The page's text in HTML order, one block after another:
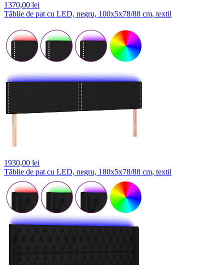
1370,00 lei
Tăblie de pat cu LED, negru, 100x5x78/88 cm, textil
1930,00 lei
Tăblie de pat cu LED, negru, 180x5x78/88 cm, textil